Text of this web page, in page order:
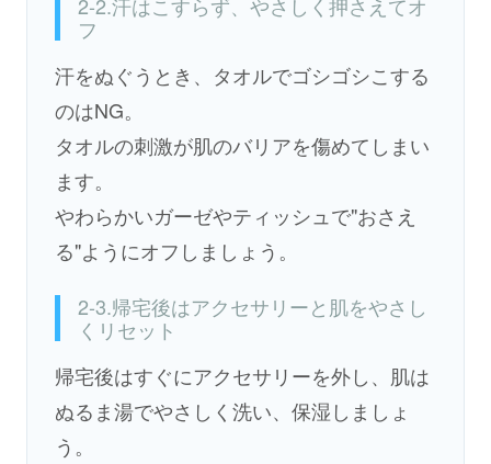
2-2.汗はこすらず、やさしく押さえてオ
フ
汗をぬぐうとき、タオルでゴシゴシこする
のはNG。
タオルの刺激が肌のバリアを傷めてしまい
ます。
やわらかいガーゼやティッシュで"おさえ
る"ようにオフしましょう。
2-3.帰宅後はアクセサリーと肌をやさし
くリセット
帰宅後はすぐにアクセサリーを外し、肌は
ぬるま湯でやさしく洗い、保湿しましょ
う。